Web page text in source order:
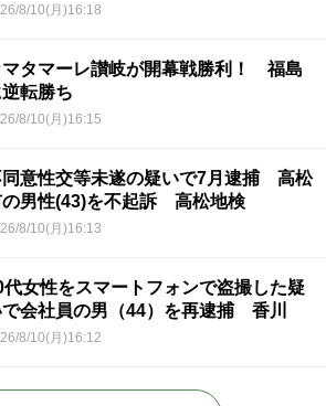
8/10(月)16:18
マタマーレ讃岐が開幕戦勝利！ 福島
転勝ち
8/10(月)16:15
意性交等未遂の疑いで7月逮捕 高松
男性(43)を不起訴 高松地検
8/10(月)16:13
代女性をスマートフォンで盗撮した疑
で会社員の男（44）を再逮捕 香川
8/10(月)16:12